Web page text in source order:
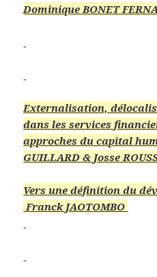
Dominique BONET
Externalisation,
dans les services
approches ducapital
GUILLARD & Josse
Vers une définition du
Franck JAOTOMBO